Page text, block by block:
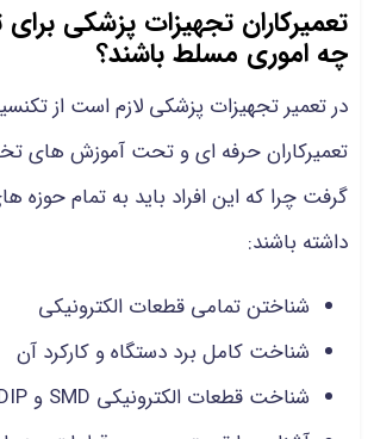
تعمیرکاران تجهیزات پزشکی برای
چه اموری مسلط باشند؟
در تعمیر تجهیزات پزشکی لازم است از
تعمیرکاران حرفه ای و تحت آموزش
گرفت چرا که این افراد باید به تمام حوزه
داشته باشند:
شناختن تمامی قطعات الکترونیکی
شناخت کامل برد دستگاه و کارکرد آن
شناخت قطعات الکترونیکی SMD و DIP